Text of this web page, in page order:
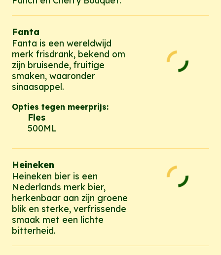
Fanta
Fanta is een wereldwijd
merk frisdrank, bekend om
zijn bruisende, fruitige
smaken, waaronder
sinaasappel.
Opties tegen meerprijs:
Fles
500ML
Heineken
Heineken bier is een
Nederlands merk bier,
herkenbaar aan zijn groene
blik en sterke, verfrissende
smaak met een lichte
bitterheid.